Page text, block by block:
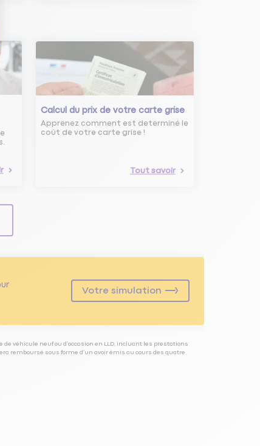
Calcul du prix de votre carte grise
Apprenez comment est determiné le
coût de votre carte grise !
Tout savoir
Votre simulation
véhicule neuf ou d’occasion en LLD, incluant les prestations
remboursé sous forme d’un avoir émis au cours des quatre